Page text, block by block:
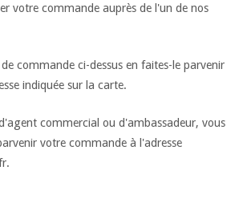
votre commande auprès de l'un de nos
commande ci-dessus en faites-le parvenir
indiquée sur la carte.
commercial ou d'ambassadeur, vous
votre commande à l'adresse